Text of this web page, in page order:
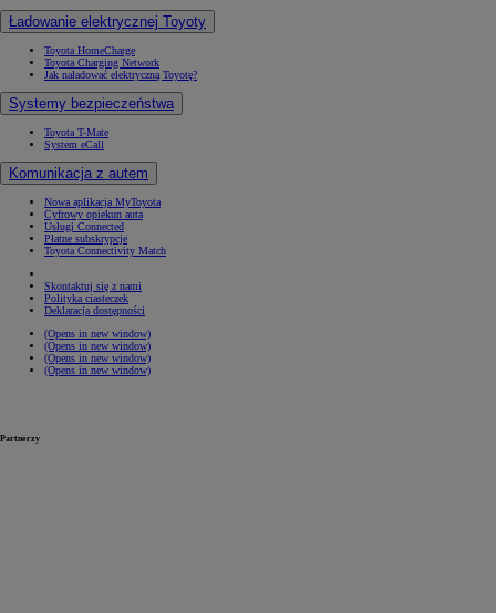
Ładowanie elektrycznej Toyoty
Toyota HomeCharge
Toyota Charging Network
Jak naładować elektryczną Toyotę?
Systemy bezpieczeństwa
Toyota T-Mate
System eCall
Komunikacja z autem
Nowa aplikacja MyToyota
Cyfrowy opiekun auta
Usługi Connected
Płatne subskrypcje
Toyota Connectivity Match
Skontaktuj się z nami
Polityka ciasteczek
Deklaracja dostępności
(Opens in new window)
(Opens in new window)
(Opens in new window)
(Opens in new window)
Partnerzy